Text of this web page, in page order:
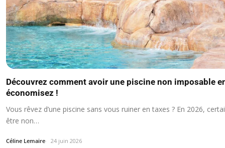
Découvrez comment avoir une piscine non imposable
économisez !
Vous rêvez d’une piscine sans vous ruiner en taxes ? En 2026,
être non…
Céline Lemaire 24 juin 2026